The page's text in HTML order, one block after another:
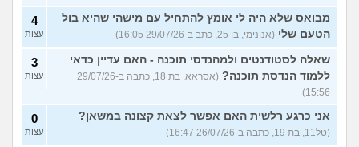
מבואס שלא היה לי אומץ להתחיל עם מישהי שהיא בול
הטעם שלי (אנונימי, בן 25, כתב ב-29/07/26 16:05)
4
עצות
שאלה לסטודנטים ולמהנדסי תוכנה - האם עדיין כדאי
ללמוד הנדסת תוכנה?
(אסראא, בת 18, כתבה ב-29/07/26
15:56)
3
עצות
אני כרגע רלשית האם אפשר לצאת קצונה במשאן?
(טל11, בת 19, כתבה ב-26/07/26 16:47)
0
עצות